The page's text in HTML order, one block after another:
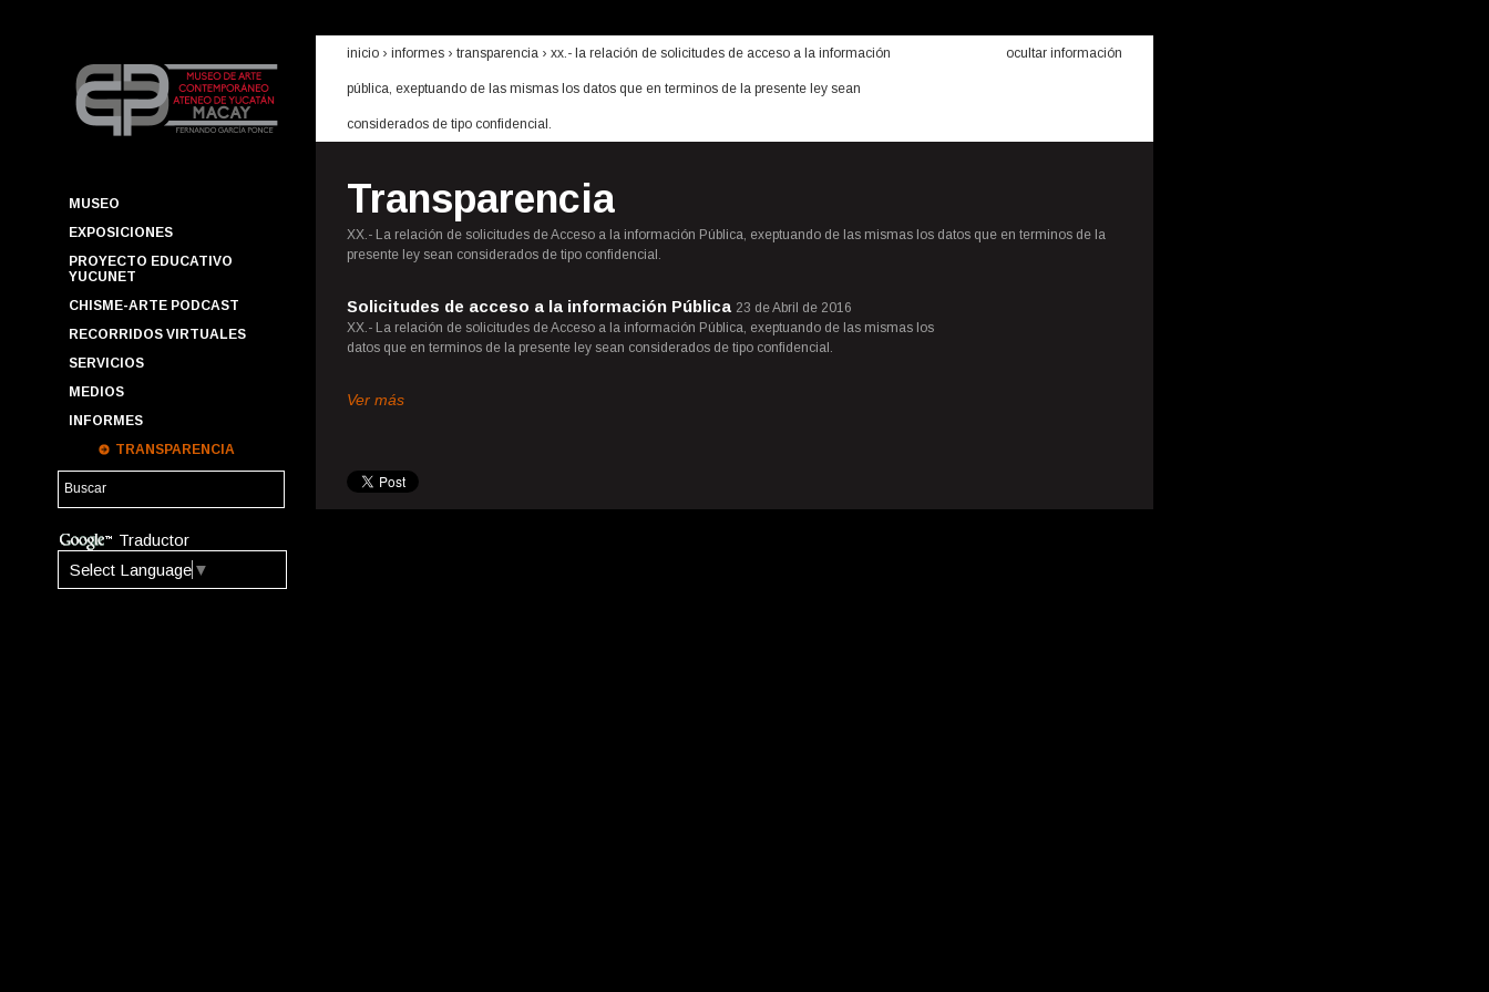
MUSEO
EXPOSICIONES
PROYECTO EDUCATIVO
YUCUNET
CHISME-ARTE PODCAST
RECORRIDOS VIRTUALES
SERVICIOS
MEDIOS
INFORMES
TRANSPARENCIA
Traductor
Select Language ▼
inicio › informes › transparencia › xx.- la relación de solicitudes de acceso a la información
pública, exeptuando de las mismas los datos que en terminos de la presente ley sean
considerados de tipo confidencial.
ocultar información
Transparencia
XX.- La relación de solicitudes de Acceso a la información Pública, exeptuando de las mismas los datos que en terminos de la
presente ley sean considerados de tipo confidencial.
Solicitudes de acceso a la información Pública 23 de Abril de 2016
XX.- La relación de solicitudes de Acceso a la información Pública, exeptuando de las mismas los
datos que en terminos de la presente ley sean considerados de tipo confidencial.
Ver más